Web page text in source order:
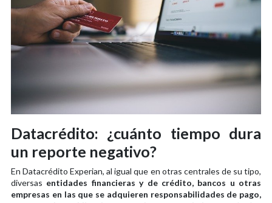
Datacrédito: ¿cuánto tiempo dura
un reporte negativo?
En Datacrédito Experian, al igual que en otras centrales de su tipo,
diversas entidades financieras y de crédito, bancos u otras
empresas en las que se adquieren responsabilidades de pago,